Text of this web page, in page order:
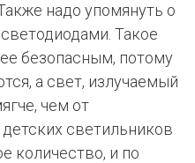
надо упомянуть о
Такое
безопасным, потому
а свет, излучаемый
чем от
светильников
количество, и по